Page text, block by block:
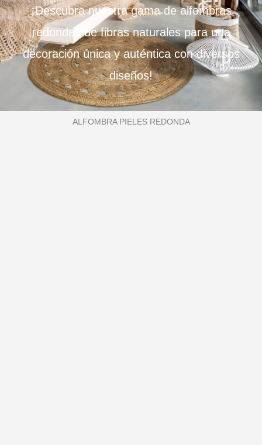
¡Descubra nuestra gama de alfombras
redondas de fibras naturales para una
decoración única y auténtica con diversos
diseños!
ALFOMBRA PIELES REDONDA